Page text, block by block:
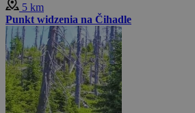
5 km
Punkt widzenia na Čihadle